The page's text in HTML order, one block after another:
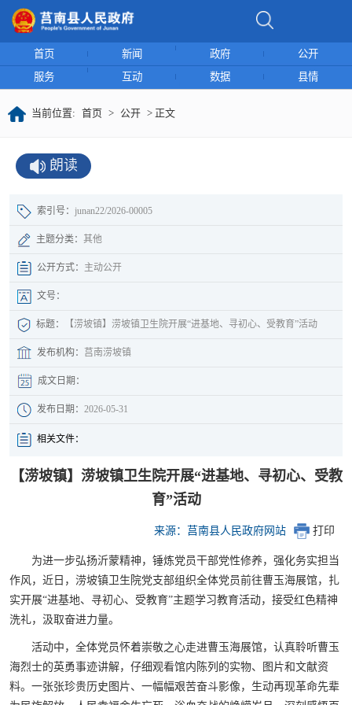
首页 新闻 政府
公开
服务
互动 数据 县情
当前位置: 首页 > 公开 > 正文
朗读
索引号： junan22/2026-00005
主题分类： 其他
公开方式： 主动公开
文号：
标题： 【涝坡镇】涝坡镇卫生院开展“进基地、寻初心、受教育”活动
发布机构： 莒南涝坡镇
成文日期：
发布日期： 2026-05-31
相关文件：
【涝坡镇】涝坡镇卫生院开展“进基地、寻初心、受教
育”活动
来源：莒南县人民政府网站 打印
为进一步弘扬沂蒙精神，锤炼党员干部党性修养，强化务实担当
作风，近日，涝坡镇卫生院党支部组织全体党员前往曹玉海展馆，扎
实开展“进基地、寻初心、受教育”主题学习教育活动，接受红色精神
洗礼，汲取奋进力量。
活动中，全体党员怀着崇敬之心走进曹玉海展馆，认真聆听曹玉
海烈士的英勇事迹讲解，仔细观看馆内陈列的实物、图片和文献资
料。一张张珍贵历史图片、一幅幅艰苦奋斗影像，生动再现革命先辈